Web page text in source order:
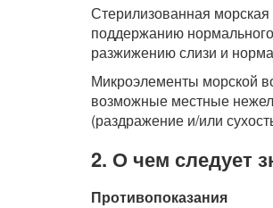
Стерилизованная
поддержанию нормального
разжижению слизи и
Микроэлементы морской
возможные местные
(раздражение и/или
2. О чем следует
Противопоказания